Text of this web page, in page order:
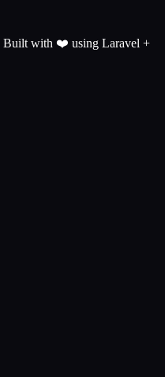
Built with ❤️ using Laravel +